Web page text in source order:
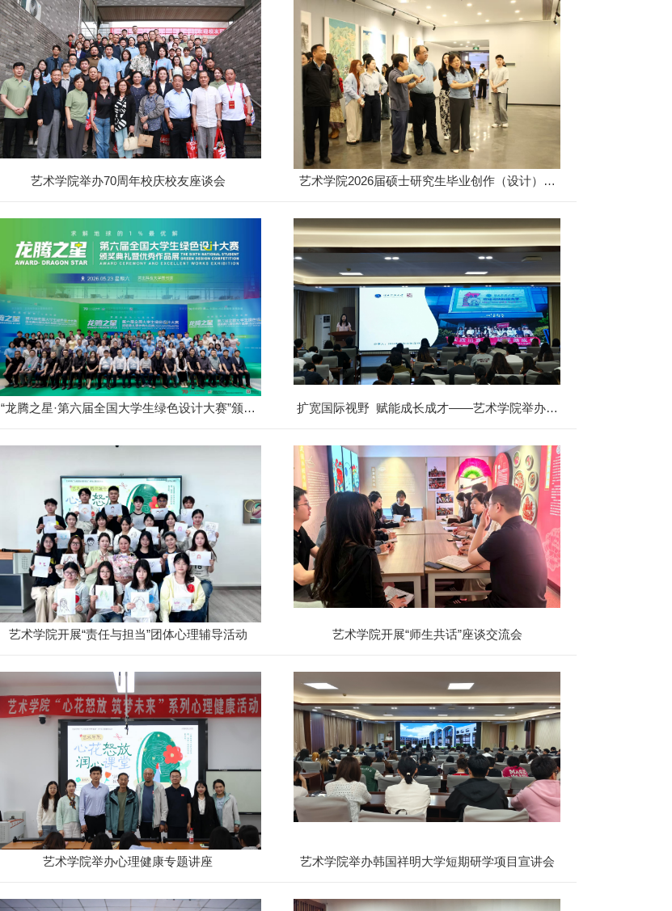
艺术学院举办70周年校庆校友座谈会
艺术学院2026届硕士研究生毕业创作（设计）作
“龙腾之星·第六届全国大学生绿色设计大赛”颁奖
扩宽国际视野 赋能成长成才——艺术学院举办赴
艺术学院开展“责任与担当”团体心理辅导活动 艺术学院开展“师生共话”座谈交流会
艺术学院举办心理健康专题讲座 艺术学院举办韩国祥明大学短期研学项目宣讲会